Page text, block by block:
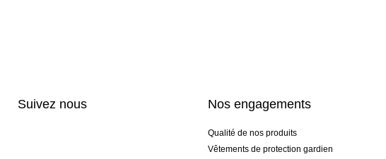
Suivez nous Nos engagements
Qualité de nos produits
Vêtements de protection gardien